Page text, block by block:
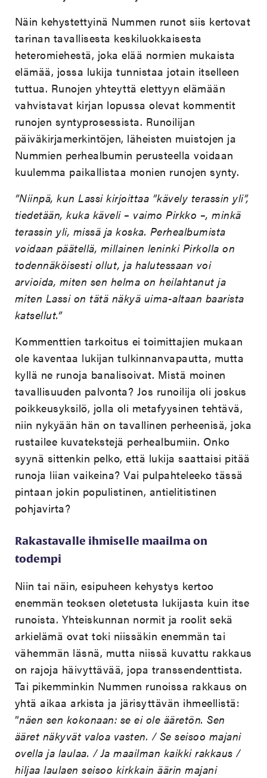
Näin kehystettyinä Nummen runot siis kertovat
tarinan tavallisesta keskiluokkaisesta
heteromiehestä, joka elää normien mukaista
elämää, jossa lukija tunnistaa jotain itselleen
tuttua. Runojen yhteyttä elettyyn elämään
vahvistavat kirjan lopussa olevat kommentit
runojen syntyprosessista. Runoilijan
päiväkirjamerkintöjen, läheisten muistojen ja
Nummien perhealbumin perusteella voidaan
kuulemma paikallistaa monien runojen synty.
”Niinpä, kun Lassi kirjoittaa ”kävely terassin yli”,
tiedetään, kuka käveli – vaimo Pirkko –, minkä
terassin yli, missä ja koska. Perhealbumista
voidaan päätellä, millainen leninki Pirkolla on
todennäköisesti ollut, ja halutessaan voi
arvioida, miten sen helma on heilahtanut ja
miten Lassi on tätä näkyä uima-altaan baarista
katsellut.”
Kommenttien tarkoitus ei toimittajien mukaan
ole kaventaa lukijan tulkinnanvapautta, mutta
kyllä ne runoja banalisoivat. Mistä moinen
tavallisuuden palvonta? Jos runoilija oli joskus
poikkeusyksilö, jolla oli metafyysinen tehtävä,
niin nykyään hän on tavallinen perheenisä, joka
rustailee kuvatekstejä perhealbumiin. Onko
syynä sittenkin pelko, että lukija saattaisi pitää
runoja liian vaikeina? Vai pulpahteleeko tässä
pintaan jokin populistinen, antielitistinen
pohjavirta?
Rakastavalle ihmiselle maailma on
todempi
Niin tai näin, esipuheen kehystys kertoo
enemmän teoksen oletetusta lukijasta kuin itse
runoista. Yhteiskunnan normit ja roolit sekä
arkielämä ovat toki niissäkin enemmän tai
vähemmän läsnä, mutta niissä kuvattu rakkaus
on rajoja häivyttävää, jopa transsendenttista.
Tai pikemminkin Nummen runoissa rakkaus on
yhtä aikaa arkista ja järisyttävän ihmeellistä:
”näen sen kokonaan: se ei ole ääretön. Sen
ääret näkyvät valoa vasten. / Se seisoo majani
ovella ja laulaa. / Ja maailman kaikki rakkaus /
hiljaa laulaen seisoo kirkkain äärin majani